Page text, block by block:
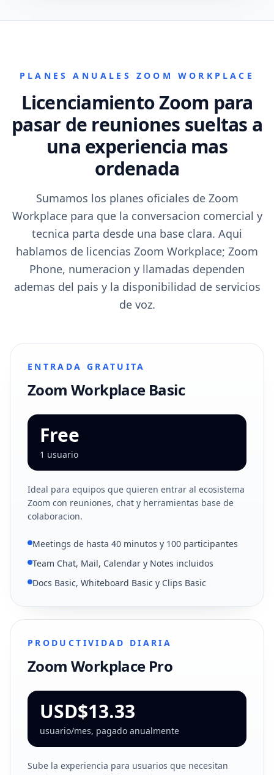
PLANES ANUALES ZOOM WORKPLACE
Licenciamiento Zoom para
pasar de reuniones sueltas a
una experiencia mas
ordenada
Sumamos los planes oficiales de Zoom
Workplace para que la conversacion comercial y
tecnica parta desde una base clara. Aqui
hablamos de licencias Zoom Workplace; Zoom
Phone, numeracion y llamadas dependen
ademas del pais y la disponibilidad de servicios
de voz.
ENTRADA GRATUITA
Zoom Workplace Basic
Free
1 usuario
Ideal para equipos que quieren entrar al ecosistema
Zoom con reuniones, chat y herramientas base de
colaboracion.
Meetings de hasta 40 minutos y 100 participantes
Team Chat, Mail, Calendar y Notes incluidos
Docs Basic, Whiteboard Basic y Clips Basic
PRODUCTIVIDAD DIARIA
Zoom Workplace Pro
USD$13.33
usuario/mes, pagado anualmente
Sube la experiencia para usuarios que necesitan